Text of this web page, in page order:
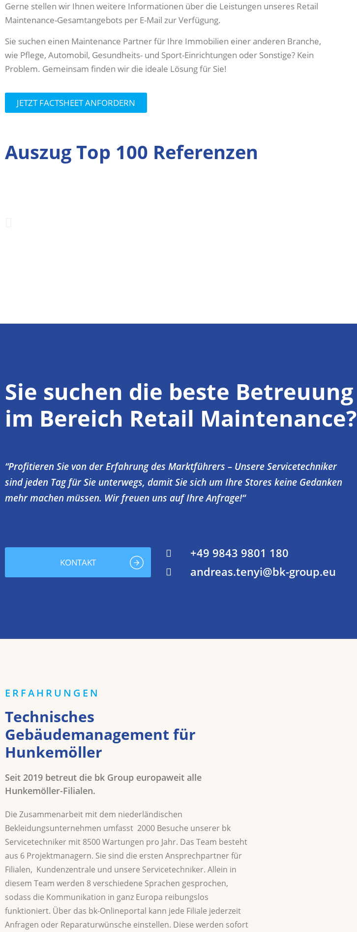
Gerne stellen wir Ihnen weitere Informationen über die Leistungen unseres Retail
Maintenance-Gesamtangebots per E-Mail zur Verfügung.
Sie suchen einen Maintenance Partner für Ihre Immobilien einer anderen Branche,
wie Pflege, Automobil, Gesundheits- und Sport-Einrichtungen oder Sonstige? Kein
Problem. Gemeinsam finden wir die ideale Lösung für Sie!
JETZT FACTSHEET ANFORDERN
Auszug Top 100 Referenzen
Sie suchen die beste Betreuung
im Bereich Retail Maintenance?
“Profitieren Sie von der Erfahrung des Marktführers – Unsere Servicetechniker
sind jeden Tag für Sie unterwegs, damit Sie sich um Ihre Stores keine Gedanken
mehr machen müssen. Wir freuen uns auf Ihre Anfrage!“
KONTAKT
+49 9843 9801 180
andreas.tenyi@bk-group.eu
ERFAHRUNGEN
Technisches
Gebäudemanagement für
Hunkemöller
Seit 2019 betreut die bk Group europaweit alle
Hunkemöller-Filialen.
Die Zusammenarbeit mit dem niederländischen
Bekleidungsunternehmen umfasst 2000 Besuche unserer bk
Servicetechniker mit 8500 Wartungen pro Jahr. Das Team besteht
aus 6 Projektmanagern. Sie sind die ersten Ansprechpartner für
Filialen, Kundenzentrale und unsere Servicetechniker. Allein in
diesem Team werden 8 verschiedene Sprachen gesprochen,
sodass die Kommunikation in ganz Europa reibungslos
funktioniert. Über das bk-Onlineportal kann jede Filiale jederzeit
Anfragen oder Reparaturwünsche einstellen. Diese werden sofort